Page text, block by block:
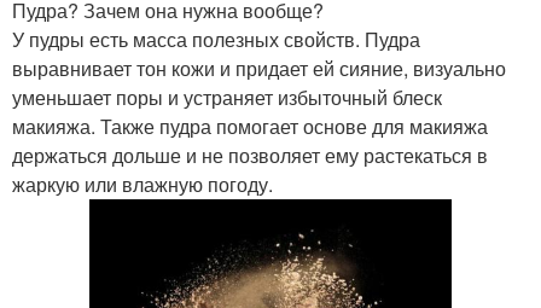
Пудра? Зачем она нужна вообще?
У пудры есть масса полезных свойств. Пудра
выравнивает тон кожи и придает ей сияние, визуально
уменьшает поры и устраняет избыточный блеск
макияжа. Также пудра помогает основе для макияжа
держаться дольше и не позволяет ему растекаться в
жаркую или влажную погоду.